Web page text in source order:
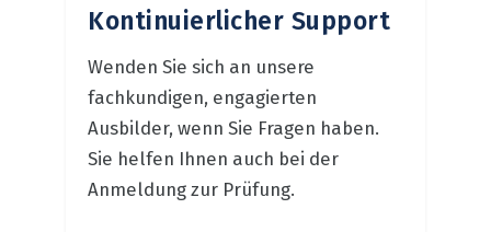
Kontinuierlicher Support
Wenden Sie sich an unsere
fachkundigen, engagierten
Ausbilder, wenn Sie Fragen haben.
Sie helfen Ihnen auch bei der
Anmeldung zur Prüfung.